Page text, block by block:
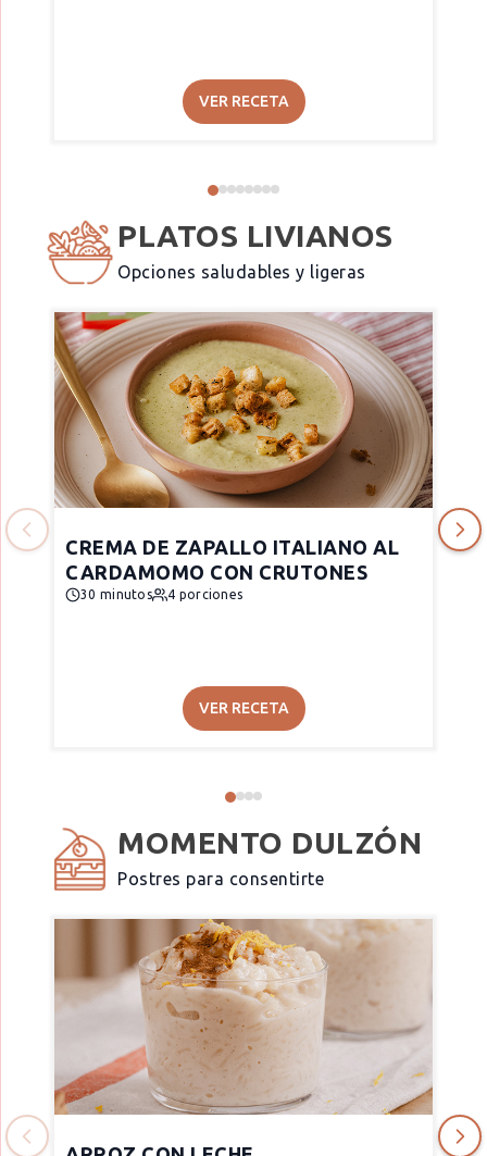
VER RECETA
PLATOS LIVIANOS
Opciones saludables y ligeras
CREMA DE ZAPALLO ITALIANO AL
CARDAMOMO CON CRUTONES
30 minutos 4 porciones
VER RECETA
MOMENTO DULZÓN
Postres para consentirte